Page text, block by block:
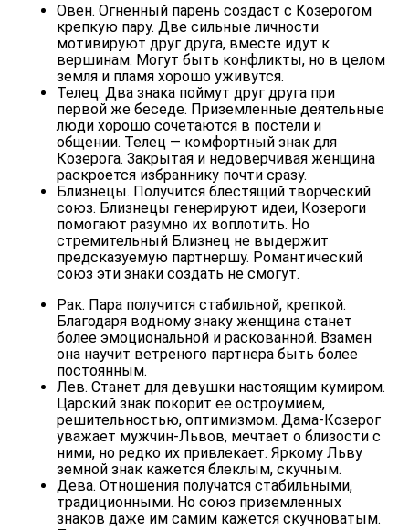
Овен. Огненный парень создаст с Козерогом
крепкую пару. Две сильные личности
мотивируют друг друга, вместе идут к
вершинам. Могут быть конфликты, но в целом
земля и пламя хорошо уживутся.
Телец. Два знака поймут друг друга при
первой же беседе. Приземленные деятельные
люди хорошо сочетаются в постели и
общении. Телец — комфортный знак для
Козерога. Закрытая и недоверчивая женщина
раскроется избраннику почти сразу.
Близнецы. Получится блестящий творческий
союз. Близнецы генерируют идеи, Козероги
помогают разумно их воплотить. Но
стремительный Близнец не выдержит
предсказуемую партнершу. Романтический
союз эти знаки создать не смогут.
Рак. Пара получится стабильной, крепкой.
Благодаря водному знаку женщина станет
более эмоциональной и раскованной. Взамен
она научит ветреного партнера быть более
постоянным.
Лев. Станет для девушки настоящим кумиром.
Царский знак покорит ее остроумием,
решительностью, оптимизмом. Дама-Козерог
уважает мужчин-Львов, мечтает о близости с
ними, но редко их привлекает. Яркому Льву
земной знак кажется блеклым, скучным.
Дева. Отношения получатся стабильными,
традиционными. Но союз приземленных
знаков даже им самим кажется скучноватым.